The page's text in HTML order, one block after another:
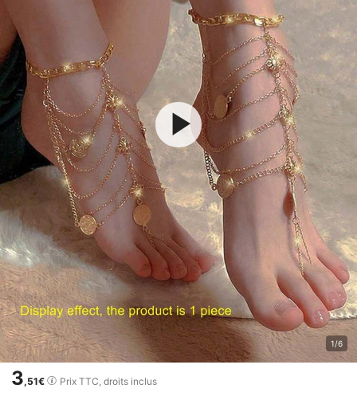
1/6
3,51€ Prix TTC, droits inclus